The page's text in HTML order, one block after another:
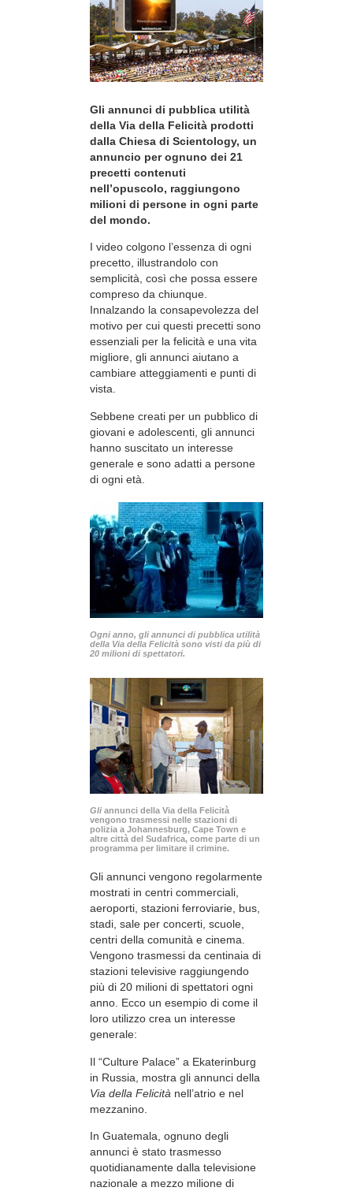
Gli annunci di pubblica utilità
della Via della Felicità prodotti
dalla Chiesa di Scientology, un
annuncio per ognuno dei 21
precetti contenuti
nell’opuscolo, raggiungono
milioni di persone in ogni parte
del mondo.
I video colgono l’essenza di ogni
precetto, illustrandolo con
semplicità, così che possa essere
compreso da chiunque.
Innalzando la consapevolezza del
motivo per cui questi precetti sono
essenziali per la felicità e una vita
migliore, gli annunci aiutano a
cambiare atteggiamenti e punti di
vista.
Sebbene creati per un pubblico di
giovani e adolescenti, gli annunci
hanno suscitato un interesse
generale e sono adatti a persone
di ogni età.
Ogni anno, gli annunci di pubblica utilità
della Via della Felicità sono visti da più di
20 milioni di spettatori.
Gli annunci della Via della Felicità
vengono trasmessi nelle stazioni di
polizia a Johannesburg, Cape Town e
altre città del Sudafrica, come parte di un
programma per limitare il crimine.
Gli annunci vengono regolarmente
mostrati in centri commerciali,
aeroporti, stazioni ferroviarie, bus,
stadi, sale per concerti, scuole,
centri della comunità e cinema.
Vengono trasmessi da centinaia di
stazioni televisive raggiungendo
più di 20 milioni di spettatori ogni
anno. Ecco un esempio di come il
loro utilizzo crea un interesse
generale:
Il “Culture Palace” a Ekaterinburg
in Russia, mostra gli annunci della
Via della Felicità nell’atrio e nel
mezzanino.
In Guatemala, ognuno degli
annunci è stato trasmesso
quotidianamente dalla televisione
nazionale a mezzo milione di